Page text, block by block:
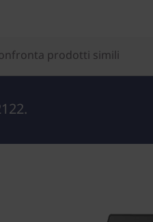
prodotti simili